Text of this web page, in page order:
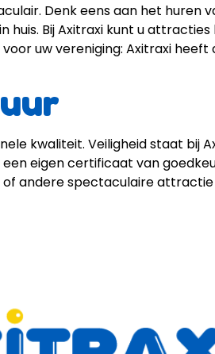
Denk eens aan het huren
Bij Axitraxi kunt u
uw vereniging: Axitraxi
kwaliteit. Veiligheid staat bij
eigen certificaat van
andere spectaculaire attractie